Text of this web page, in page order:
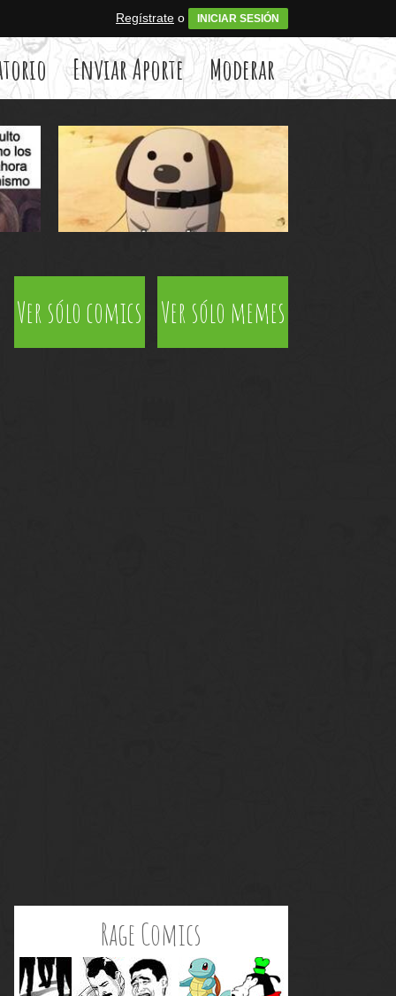
Regístrate o INICIAR SESIÓN
Enviar Aporte Moderar
Ver sólo comics Ver sólo memes
Rage Comics